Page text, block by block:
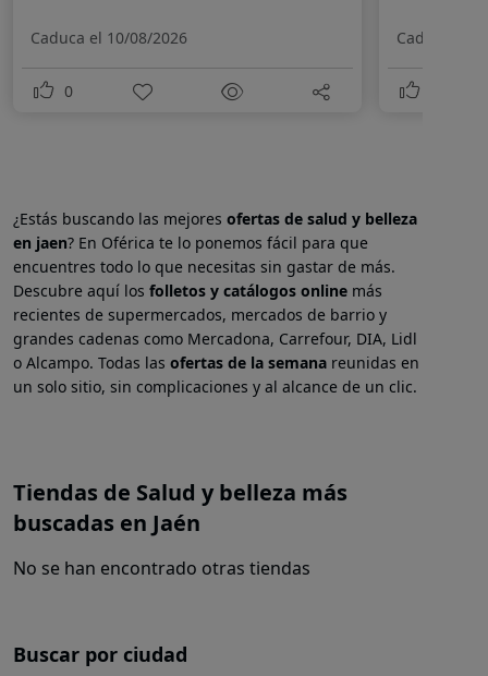
Caduca el 10/08/2026
0
Caduca el
¿Estás buscando las mejores ofertas de salud y belleza
en jaen? En Oférica te lo ponemos fácil para que
encuentres todo lo que necesitas sin gastar de más.
Descubre aquí los folletos y catálogos online más
recientes de supermercados, mercados de barrio y
grandes cadenas como Mercadona, Carrefour, DIA, Lidl
o Alcampo. Todas las ofertas de la semana reunidas en
un solo sitio, sin complicaciones y al alcance de un clic.
Tiendas de Salud y belleza más
buscadas en Jaén
No se han encontrado otras tiendas
Buscar por ciudad